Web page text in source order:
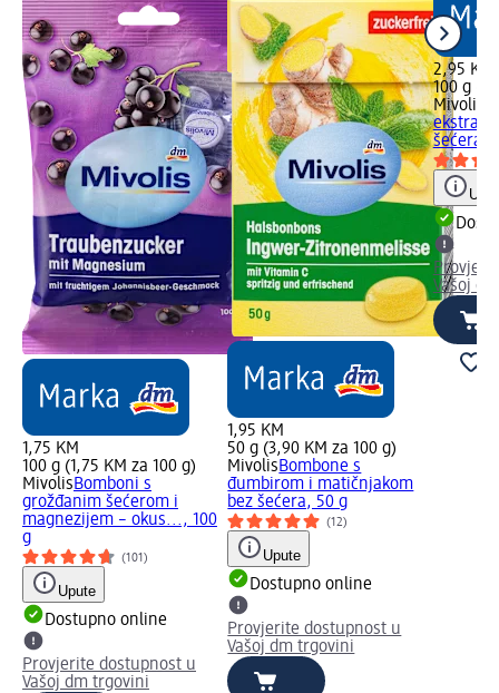
1,75 KM
100 g (1,75 KM za 100 g)
MivolisBomboni s
grožđanim šećerom i
magnezijem – okus..., 100
g
(101)
Upute
Dostupno online
Provjerite dostupnost u
Vašoj dm trgovini
1,95 KM
50 g (3,90 KM za 100 g)
MivolisBombone s
đumbirom i matičnjakom
bez šećera, 50 g
(12)
Upute
Dostupno online
Provjerite dostupnost u
Vašoj dm trgovini
2,95 KM
100 g
Mivolis
šećera,
Vašoj